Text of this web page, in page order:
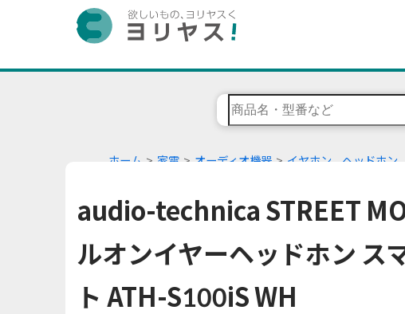
ホーム 家電 オーディオ機器 イヤホン、ヘッドホン
audio-technica STREET
ルオンイヤーヘッドホン ス
ト ATH-S100iS WH